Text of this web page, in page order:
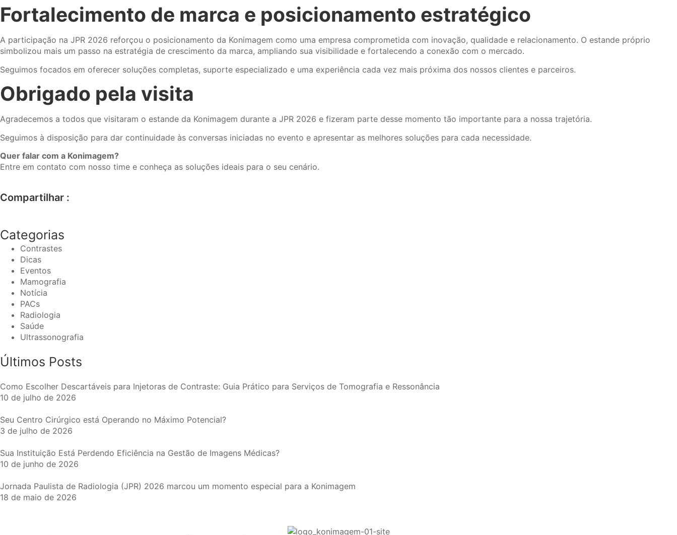
Fortalecimento de marca e posicionamento estratégico
A participação na JPR 2026 reforçou o posicionamento da Konimagem como uma empresa comprometida com inovação, qualidade e relacionamento. O estande próprio
simbolizou mais um passo na estratégia de crescimento da marca, ampliando sua visibilidade e fortalecendo a conexão com o mercado.
Seguimos focados em oferecer soluções completas, suporte especializado e uma experiência cada vez mais próxima dos nossos clientes e parceiros.
Obrigado pela visita
Agradecemos a todos que visitaram o estande da Konimagem durante a JPR 2026 e fizeram parte desse momento tão importante para a nossa trajetória.
Seguimos à disposição para dar continuidade às conversas iniciadas no evento e apresentar as melhores soluções para cada necessidade.
Quer falar com a Konimagem?
Entre em contato com nosso time e conheça as soluções ideais para o seu cenário.
Compartilhar :
Categorias
Contrastes
Dicas
Eventos
Mamografia
Notícia
PACs
Radiologia
Saúde
Ultrassonografia
Últimos Posts
Como Escolher Descartáveis para Injetoras de Contraste: Guia Prático para Serviços de Tomografia e Ressonância
10 de julho de 2026
Seu Centro Cirúrgico está Operando no Máximo Potencial?
3 de julho de 2026
Sua Instituição Está Perdendo Eficiência na Gestão de Imagens Médicas?
10 de junho de 2026
Jornada Paulista de Radiologia (JPR) 2026 marcou um momento especial para a Konimagem
18 de maio de 2026